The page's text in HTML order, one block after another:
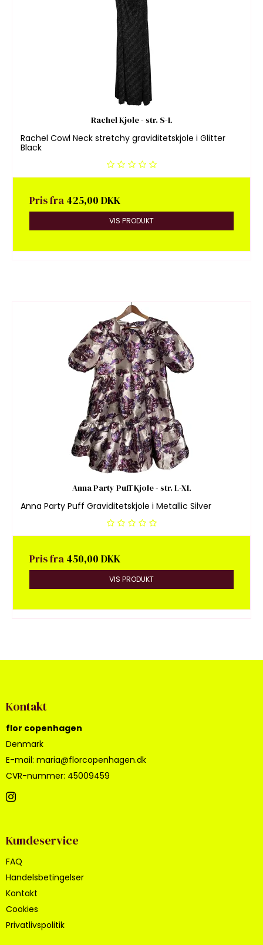
Rachel Kjole - str. S-L
Rachel Cowl Neck stretchy graviditetskjole i Glitter
Black
Pris fra 425,00 DKK
VIS PRODUKT
Anna Party Puff Kjole - str. L-XL
Anna Party Puff Graviditetskjole i Metallic Silver
Pris fra 450,00 DKK
VIS PRODUKT
Kontakt
flor copenhagen
Denmark
E-mail: maria@florcopenhagen.dk
CVR-nummer: 45009459
Kundeservice
FAQ
Handelsbetingelser
Kontakt
Cookies
Privatlivspolitik